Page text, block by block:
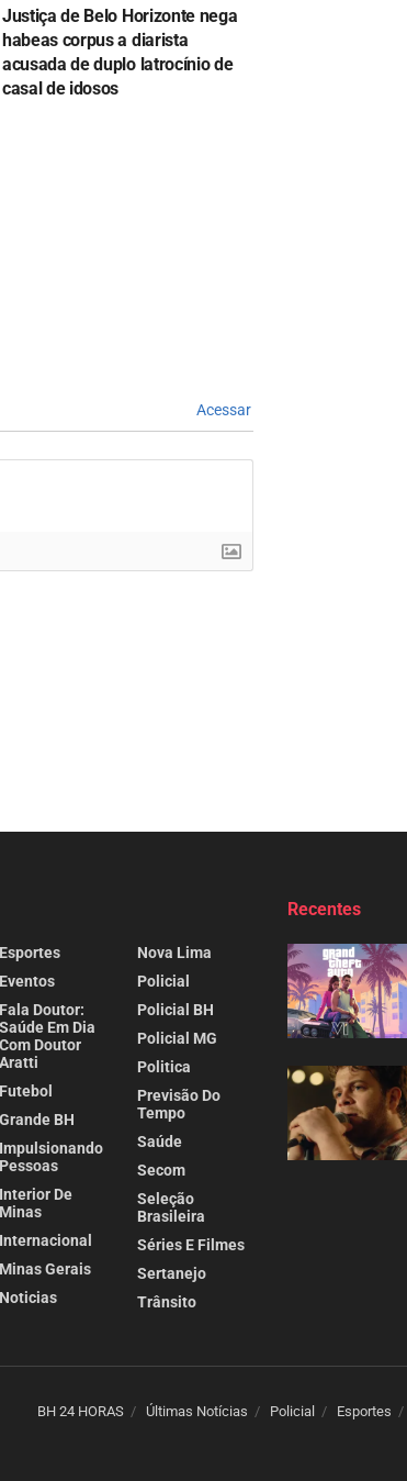
Justiça de Belo Horizonte nega
habeas corpus a diarista
acusada de duplo latrocínio de
casal de idosos
Acessar
Esportes
Eventos
Fala Doutor:
Saúde Em Dia
Com Doutor
Aratti
Futebol
Grande BH
Impulsionando
Pessoas
Interior De
Minas
Internacional
Minas Gerais
Noticias
Nova Lima
Policial
Policial BH
Policial MG
Politica
Previsão Do
Tempo
Saúde
Secom
Seleção
Brasileira
Séries E Filmes
Sertanejo
Trânsito
Recentes
BH 24 HORAS Últimas Notícias Policial Esportes